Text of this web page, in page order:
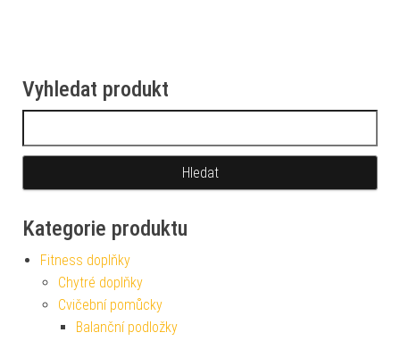
Vyhledat produkt
Kategorie produktu
Fitness doplňky
Chytré doplňky
Cvičební pomůcky
Balanční podložky